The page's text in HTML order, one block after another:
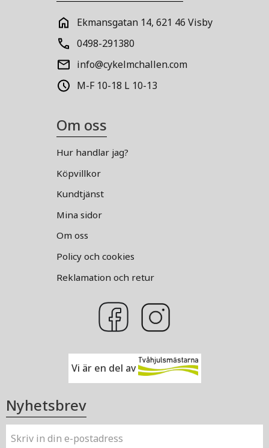
Ekmansgatan 14, 621 46 Visby
0498-291380
info@cykelmchallen.com
M-F 10-18 L 10-13
Om oss
Hur handlar jag?
Köpvillkor
Kundtjänst
Mina sidor
Om oss
Policy och cookies
Reklamation och retur
Vi är en del av
Nyhetsbrev